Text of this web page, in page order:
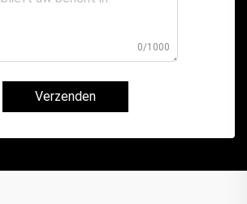
0/1000
Verzenden